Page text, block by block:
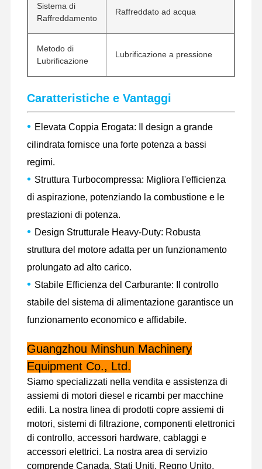
Casi
Perkins Engine
Motore Yanmar
Motore Kubota
Motore Cummins
motore diesel
Motore di MITSUBISHI
Motore di escavatore
Pompa di iniezione
Assemblea della sovralimentazione
Altre parti del motore
Sistema di controllo elettronico
componenti elettrici del motore
Sistema del carburante del motore
Parti idrauliche dell'escavatore
Sistema di
Raffreddamento
Raffreddato ad acqua
Metodo di
Lubrificazione
Lubrificazione a pressione
Caratteristiche e Vantaggi
• Elevata Coppia Erogata: Il design a grande
cilindrata fornisce una forte potenza a bassi
regimi.
• Struttura Turbocompressa: Migliora l'efficienza
di aspirazione, potenziando la combustione e le
prestazioni di potenza.
• Design Strutturale Heavy-Duty: Robusta
struttura del motore adatta per un funzionamento
prolungato ad alto carico.
• Stabile Efficienza del Carburante: Il controllo
stabile del sistema di alimentazione garantisce un
funzionamento economico e affidabile.
Guangzhou Minshun Machinery
Equipment Co., Ltd.
Siamo specializzati nella vendita e assistenza di
assiemi di motori diesel e ricambi per macchine
edili. La nostra linea di prodotti copre assiemi di
motori, sistemi di filtrazione, componenti elettronici
di controllo, accessori hardware, cablaggi e
accessori elettrici. La nostra area di servizio
comprende Canada, Stati Uniti, Regno Unito,